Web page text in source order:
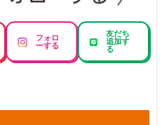
フォロ
ーする
友だち
追加す
る